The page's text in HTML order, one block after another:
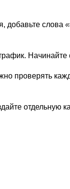
добавьте слова
Начинайте
проверять
отдельную